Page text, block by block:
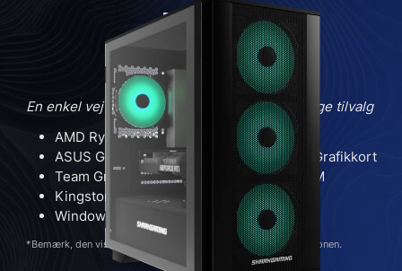
Max Bite
Extreme
Gaming PC
En enkel vej ind i PC-gaming uden unødvendige tilvalg
AMD Ryzen 5 5500 Processor
ASUS GeForce RTX 3050 DUAL OC 6GB Grafikkort
Team Group Expert 2x8GB 3200MHz RAM
Kingston NV3 1TB NVMe
Windows 11 Home
*Bemærk, den viste model kan variere fra standard-konfigurationen.